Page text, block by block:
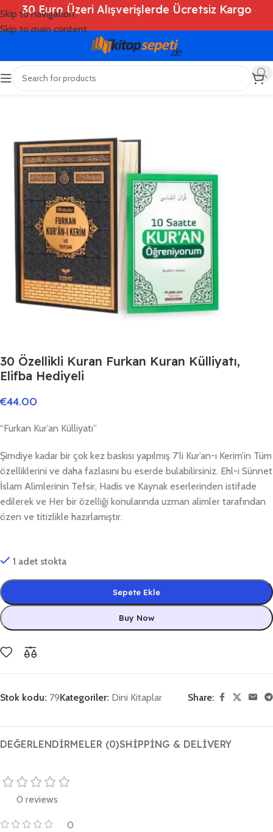
Skip to navigation
Skip to main content
30 Euro Üzeri Alışverişlerde Ücretsiz Kargo
Ana Sayfa Shop
30 Özellikli Kuran Furkan Kuran Külliyatı,
Elifba Hediyeli
€44.00
“Furkan Kur’an Külliyatı”
Şimdiye kadar bir çok kez baskısı yapılmış 7’li Kur’an-ı Kerim’in Tüm
özelliklerini ve daha fazlasını bu eserde bulabilirsiniz. Ehl-i Sünnet
İslam Alimlerinin Tefsir, Hadis ve Kaynak eserlerinden istifade
edilerek ve Her bir özelliği konularında uzman alimler tarafından
özen ve titizlikle hazırlamıştır.
1 adet stokta
Sepete Ekle
Buy Now
Stok kodu: 79Kategoriler: Dini Kitaplar Share:
DEĞERLENDIRMELER (0)SHIPPING & DELIVERY
0 reviews
0